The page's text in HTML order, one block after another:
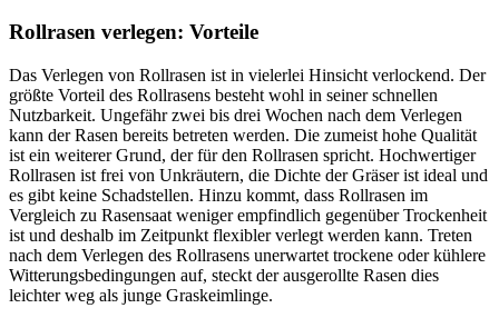
Rollrasen verlegen: Vorteile
Das Verlegen von Rollrasen ist in vielerlei Hinsicht verlockend. Der
größte Vorteil des Rollrasens besteht wohl in seiner schnellen
Nutzbarkeit. Ungefähr zwei bis drei Wochen nach dem Verlegen
kann der Rasen bereits betreten werden. Die zumeist hohe Qualität
ist ein weiterer Grund, der für den Rollrasen spricht. Hochwertiger
Rollrasen ist frei von Unkräutern, die Dichte der Gräser ist ideal und
es gibt keine Schadstellen. Hinzu kommt, dass Rollrasen im
Vergleich zu Rasensaat weniger empfindlich gegenüber Trockenheit
ist und deshalb im Zeitpunkt flexibler verlegt werden kann. Treten
nach dem Verlegen des Rollrasens unerwartet trockene oder kühlere
Witterungsbedingungen auf, steckt der ausgerollte Rasen dies
leichter weg als junge Graskeimlinge.